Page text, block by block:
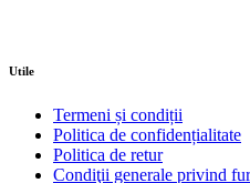
Utile
Termeni și condiții
Politica de confidențialitate
Politica de retur
Condiţii generale privind